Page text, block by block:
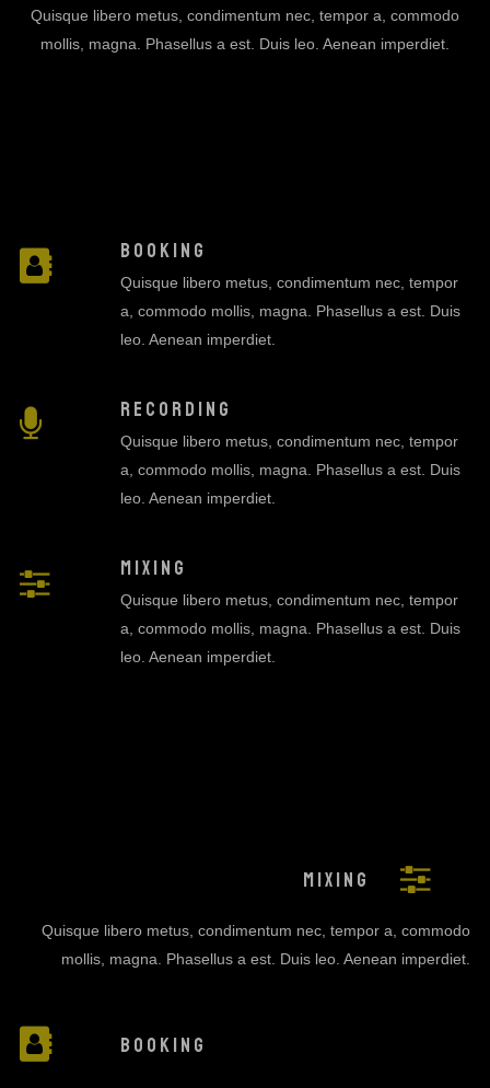
Quisque libero metus, condimentum nec, tempor a, commodo
mollis, magna. Phasellus a est. Duis leo. Aenean imperdiet.
BOOKING
Quisque libero metus, condimentum nec, tempor
a, commodo mollis, magna. Phasellus a est. Duis
leo. Aenean imperdiet.
RECORDING
Quisque libero metus, condimentum nec, tempor
a, commodo mollis, magna. Phasellus a est. Duis
leo. Aenean imperdiet.
MIXING
Quisque libero metus, condimentum nec, tempor
a, commodo mollis, magna. Phasellus a est. Duis
leo. Aenean imperdiet.
MIXING
Quisque libero metus, condimentum nec, tempor a, commodo
mollis, magna. Phasellus a est. Duis leo. Aenean imperdiet.
BOOKING